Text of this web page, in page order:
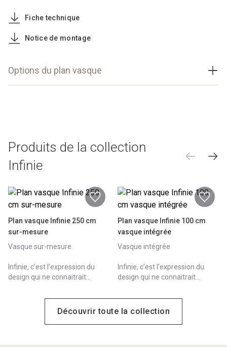
Fiche technique
Notice de montage
Options du plan vasque
Matériaux & teintes
Highstrat
12 coloris
2 coloris
Afficher le nuancier
Produits de la collection
Infinie
Plan vasque Infinie 250 cm
sur-mesure
Vasque sur-mesure
Infinie, c’est l’expression du
design qui ne connaitrait
ni en composition. 100%
modulable, Infinie s’adapte à
Plan vasque Infinie 100 cm
vasque intégrée
Vasque intégrée
Infinie, c’est l’expression du
design qui ne connaitrait
ni en composition. 100%
modulable, Infinie s’adapte à
Découvrir toute la collection